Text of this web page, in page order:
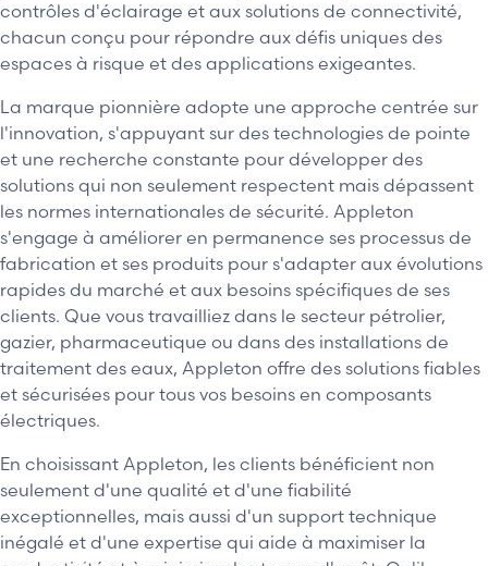
contrôles d'éclairage et aux solutions de connectivité,
chacun conçu pour répondre aux défis uniques des
espaces à risque et des applications exigeantes.
La marque pionnière adopte une approche centrée sur
l'innovation, s'appuyant sur des technologies de pointe
et une recherche constante pour développer des
solutions qui non seulement respectent mais dépassent
les normes internationales de sécurité. Appleton
s'engage à améliorer en permanence ses processus de
fabrication et ses produits pour s'adapter aux évolutions
rapides du marché et aux besoins spécifiques de ses
clients. Que vous travailliez dans le secteur pétrolier,
gazier, pharmaceutique ou dans des installations de
traitement des eaux, Appleton offre des solutions fiables
et sécurisées pour tous vos besoins en composants
électriques.
En choisissant Appleton, les clients bénéficient non
seulement d'une qualité et d'une fiabilité
exceptionnelles, mais aussi d'un support technique
inégalé et d'une expertise qui aide à maximiser la